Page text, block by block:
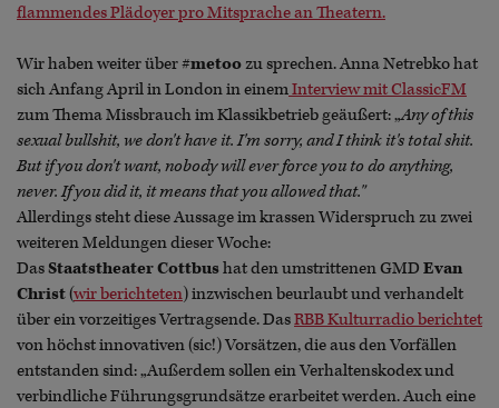
flammendes Plädoyer pro Mitsprache an Theatern.
Wir haben weiter über#metoozu sprechen. Anna Netrebko hat
sich Anfang April in London in einemInterview mit ClassicFM
zum Thema Missbrauch im Klassikbetrieb geäußert: „Any of this
sexual bullshit, we don't have it. I'm sorry, and I think it's total shit.
But if you don't want, nobody will ever force you to do anything,
never. If you did it, it means that you allowed that."
Allerdings steht diese Aussage im krassen Widerspruch zu zwei
weiteren Meldungen dieser Woche:
DasStaatstheater Cottbushat den umstrittenen GMD Evan
Christ(wir berichteten) inzwischen beurlaubt und verhandelt
über ein vorzeitiges Vertragsende. DasRBB Kulturradio berichtet
von höchst innovativen (sic!) Vorsätzen, die aus den Vorfällen
entstanden sind: „Außerdem sollen ein Verhaltenskodex und
verbindliche Führungsgrundsätze erarbeitet werden. Auch eine